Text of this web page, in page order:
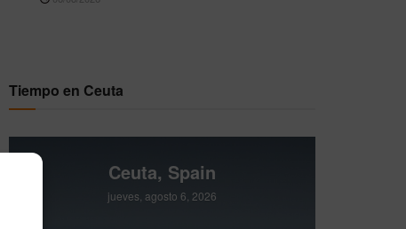
Tiempo en Ceuta
Ceuta, Spain
jueves, agosto 6, 2026